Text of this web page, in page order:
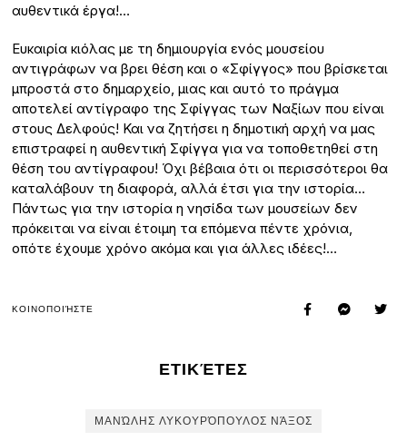
αυθεντικά έργα!…
Ευκαιρία κιόλας με τη δημιουργία ενός μουσείου
αντιγράφων να βρει θέση και ο «Σφίγγος» που βρίσκεται
μπροστά στο δημαρχείο, μιας και αυτό το πράγμα
αποτελεί αντίγραφο της Σφίγγας των Ναξίων που είναι
στους Δελφούς! Και να ζητήσει η δημοτική αρχή να μας
επιστραφεί η αυθεντική Σφίγγα για να τοποθετηθεί στη
θέση του αντίγραφου! Όχι βέβαια ότι οι περισσότεροι θα
καταλάβουν τη διαφορά, αλλά έτσι για την ιστορία…
Πάντως για την ιστορία η νησίδα των μουσείων δεν
πρόκειται να είναι έτοιμη τα επόμενα πέντε χρόνια,
οπότε έχουμε χρόνο ακόμα και για άλλες ιδέες!…
ΚΟΙΝΟΠΟΙΉΣΤΕ
ΕΤΙΚΈΤΕΣ
ΜΑΝΏΛΗΣ ΛΥΚΟΥΡΌΠΟΥΛΟΣ ΝΆΞΟΣ